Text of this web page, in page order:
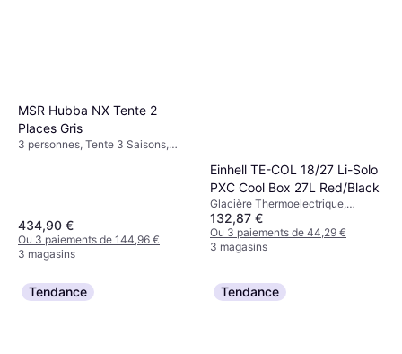
MSR Hubba NX Tente 2
Places Gris
3 personnes, Tente 3 Saisons,
434,90 €
Ou 3 paiements de 144,96 €
3 magasins
Einhell TE-COL 18/27 Li-Solo
PXC Cool Box 27L Red/Black
Glacière Thermoelectrique,
12/230 V, Compartiment
congélateur, Plastique
132,87 €
Ou 3 paiements de 44,29 €
3 magasins
Tendance Tendance